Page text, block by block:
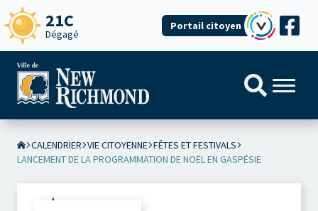
21C
Dégagé
Portail citoyen
CALENDRIER VIE CITOYENNE FÊTES ET FESTIVALS
LANCEMENT DE LA PROGRAMMATION DE NOËL EN GASPÉSIE